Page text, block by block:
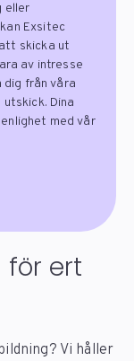
eller
Exsitec
skicka ut
av intresse
dig från våra
Dina
med vår
för ert
Vi håller